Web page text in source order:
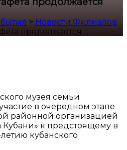
> Новости Филиалов
продолжается
музея семьи
в очередном этапе
районной организацией
к предстоящему в
кубанского